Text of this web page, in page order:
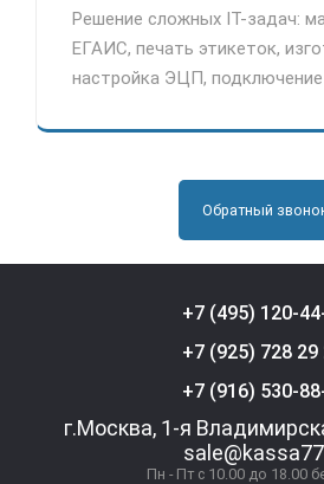
Решение сложных IT-задач:
ЕГАИС, печать этикеток,
настройка ЭЦП,
Обратный
+7 (495) 120-
+7 (925) 728 29
+7 (916) 530-
г.Москва, 1-я
Пн - Пт с 10.00 до 18.00